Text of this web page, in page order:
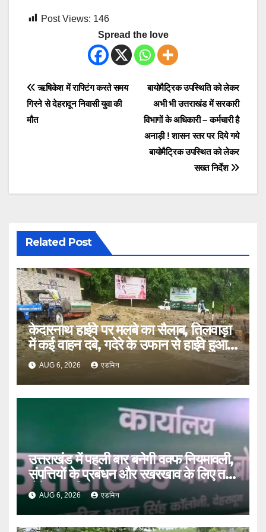
Post Views: 146
Spread the love
Post
navigation
बायोमैट्रिक उपस्थिति को लेकर
अभी भी उत्तराखंड में सरकारी
विभागों के अधिकारी – कर्मचारी है
अनाड़ी ! शासन स्तर पर दिये गये
बायोमैट्रिक उपस्थित को लेकर
सख्त निर्देश
ऋषिकेश में राफ्टिंग करते समय
गिरने से देहरादून निवासी युवा की
मौत
Related Post
केदारनाथ हाईवे पर मलबे का सैलाब, तिलवाड़ा
में कई वाहन दबे, गदेरे के उफान से हाईवे हुआ
बंदAUG 6, 2026 एडमिन
उत्तराखंड में पहली बार बनेगी वक्फ नियमावली,
संपत्तियों के प्रबंधन और रखरखाव के लिए तय
होंगे स्पष्ट नियम
AUG 6, 2026 एडमिन